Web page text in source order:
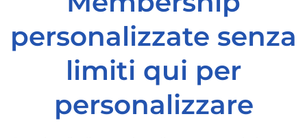
personalizzate senza
limiti qui per
personalizzare